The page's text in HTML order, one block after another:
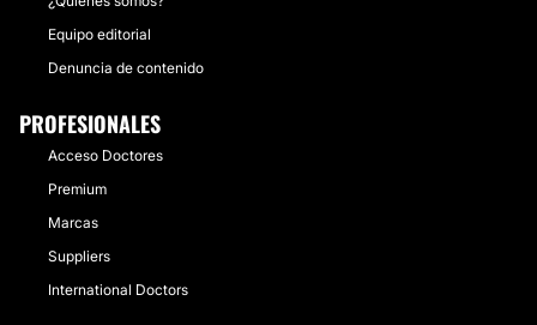
Equipo editorial
Denuncia de contenido
PROFESIONALES
Acceso Doctores
Premium
Marcas
Suppliers
International Doctors